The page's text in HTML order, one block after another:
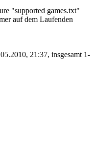
"supported games.txt"
auf dem Laufenden
21:37, insgesamt 1-